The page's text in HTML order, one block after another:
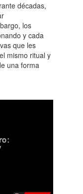
décadas,
los
y cada
que les
mismo ritual y
una forma